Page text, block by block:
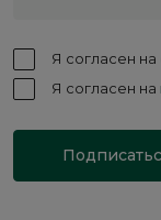
Я согласен
Я согласен на